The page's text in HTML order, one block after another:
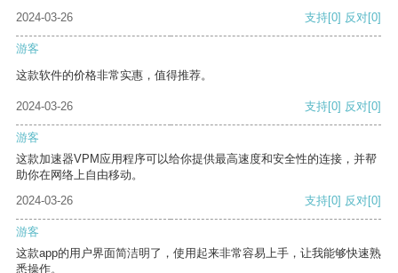
2024-03-26
支持[0] 反对[0]
游客
这款软件的价格非常实惠，值得推荐。
2024-03-26 支持[0] 反对[0]
游客
这款加速器VPM应用程序可以给你提供最高速度和安全性的连接，并帮
助你在网络上自由移动。
2024-03-26
支持[0] 反对[0]
游客
这款app的用户界面简洁明了，使用起来非常容易上手，让我能够快速熟
悉操作。